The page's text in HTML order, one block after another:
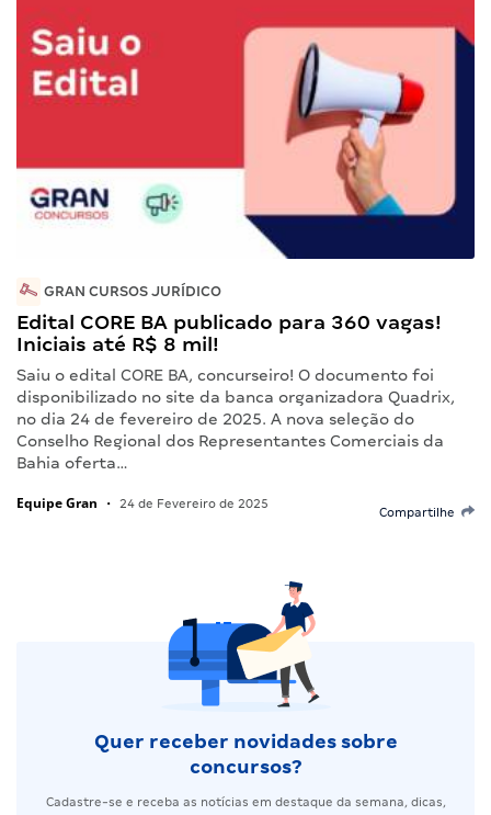
GRAN CURSOS JURÍDICO
Edital CORE BA publicado para 360 vagas!
Iniciais até R$ 8 mil!
Saiu o edital CORE BA, concurseiro! O documento foi
disponibilizado no site da banca organizadora Quadrix,
no dia 24 de fevereiro de 2025. A nova seleção do
Conselho Regional dos Representantes Comerciais da
Bahia oferta…
Equipe Gran • 24 de Fevereiro de 2025
Compartilhe
Quer receber novidades sobre
concursos?
Cadastre-se e receba as notícias em destaque da semana, dicas,